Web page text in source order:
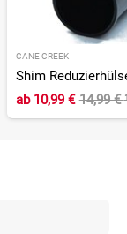
CANE CREEK
Shim
ab10,99 € 14,99 €